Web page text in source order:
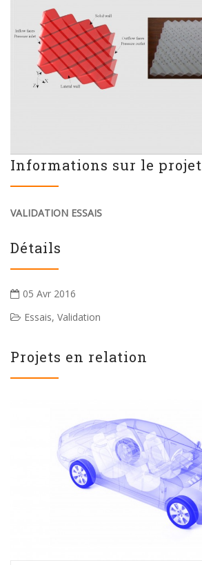
Informations sur le projet
VALIDATION ESSAIS
Détails
05 Avr 2016
Essais, Validation
Projets en relation